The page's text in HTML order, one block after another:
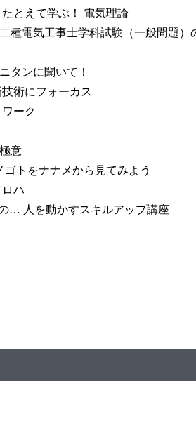
とえて学ぶ！ 電気理論
種電気工事士学科試験（一般問題）
タンに聞いて！
術にフォーカス
ーク
意
トをナナメから見てみよう
ハ
… 人を動かすスキルアップ講座